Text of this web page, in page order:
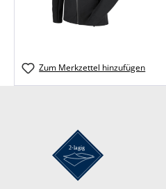
Zum Merkzettel hinzufügen